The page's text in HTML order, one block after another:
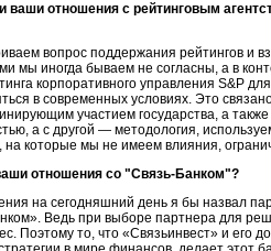
ваши отношения с рейтинговым
вопрос поддержания рейтингов и
мы иногда бываем не согласны, а в
корпоративного управления S&P
в современных условиях. Это
участием государства, а
а с другой — методология,
которые мы не имеем влияния,
отношения со "Связь-Банком"?
на сегодняшний день я бы назвал
. Ведь при выборе партнера для
Поэтому то, что «Связьинвест» и его